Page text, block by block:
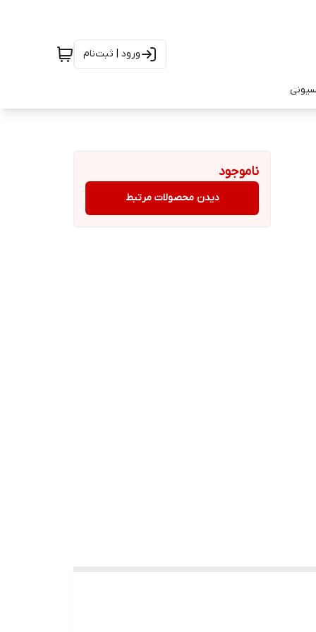
ورود | ثبت‌نام
ناموجود
دیدن محصولات مرتبط